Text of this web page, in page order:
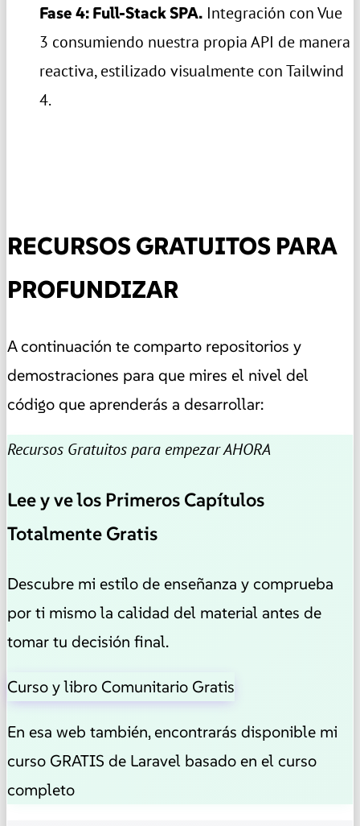
Fase 4: Full-Stack SPA. Integración con Vue
3 consumiendo nuestra propia API de manera
reactiva, estilizado visualmente con Tailwind
4.
RECURSOS GRATUITOS PARA
PROFUNDIZAR
A continuación te comparto repositorios y
demostraciones para que mires el nivel del
código que aprenderás a desarrollar:
Recursos Gratuitos para empezar AHORA
Lee y ve los Primeros Capítulos
Totalmente Gratis
Descubre mi estilo de enseñanza y comprueba
por ti mismo la calidad del material antes de
tomar tu decisión final.
Curso y libro Comunitario Gratis
En esa web también, encontrarás disponible mi
curso GRATIS de Laravel basado en el curso
completo